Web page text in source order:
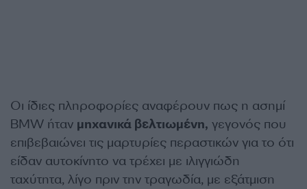
Οι ίδιες πληροφορίες αναφέρουν πως η ασημί
BMW ήταν μηχανικά βελτιωμένη, γεγονός που
επιβεβαιώνει τις μαρτυρίες περαστικών για το ότι
είδαν αυτοκίνητο να τρέχει με ιλιγγιώδη
ταχύτητα, λίγο πριν την τραγωδία, με εξάτμιση